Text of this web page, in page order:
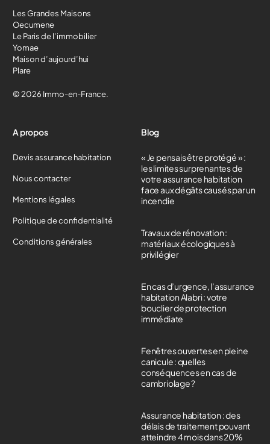
Les Grandes Maisons
Oecumene
Le Paris de l’immobilier
Yomae
Maison d’aujourd’hui
Plare
© 2026 Immo-en-France.
A propos
Devis assurance habitation
Nous contacter
Mentions légales
Politique de confidentialité
Conditions générales
Blog
« Je pensais être protégé » :
les limites surprenantes de
votre assurance habitation
face aux dégâts causés par un
incendie
Travaux de rénovation :
matériaux écologiques à
privilégier
En cas d’urgence, l’assurance
habitation Alabri : votre
bouclier de protection
immédiate
Fenêtres ouvertes en pleine
canicule : quelles
conséquences en cas de
cambriolage ?
Assurance habitation : des
délais de traitement pouvant
atteindre 4 mois dans 20%